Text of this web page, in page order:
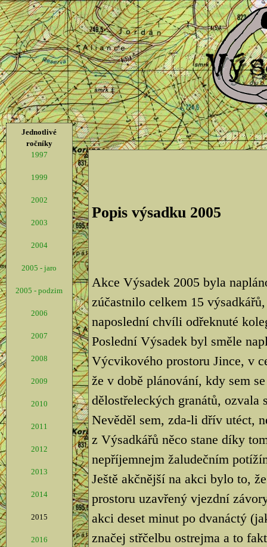
Jednotlivé
ročníky
1997
1999
2002
2003
2004
2005 - jaro
2005 - podzim
2006
2007
2008
2009
2010
2011
2012
2013
2014
2015
2016
Popis výsadku 2005
Akce Výsadek 2005 byla
zúčastnilo celkem 15
naposlední chvíli odřeknuté
Poslední Výsadek byl směle
Výcvikového prostoru Jince, v
že v době plánování, kdy sem
dělostřeleckých granátů, ozvala
Nevěděl sem, zda-li dřív utéct,
z Výsadkářů něco stane díky
nepříjemnejm žaludečním
Ještě akčnější na akci bylo to,
prostoru uzavřený vjezdní
akci deset minut po dvanáctý
značej střčelbu ostrejma a to